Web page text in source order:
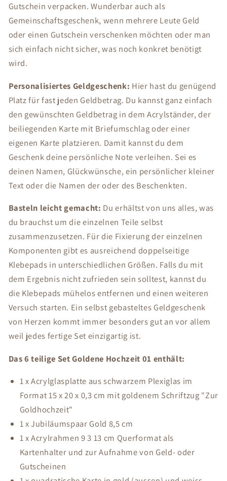
Gutschein verpacken. Wunderbar auch als
Gemeinschaftsgeschenk, wenn mehrere Leute Geld
oder einen Gutschein verschenken möchten oder man
sich einfach nicht sicher, was noch konkret benötigt
wird.
Personalisiertes Geldgeschenk: Hier hast du genügend
Platz für fast jeden Geldbetrag. Du kannst ganz einfach
den gewünschten Geldbetrag in dem Acrylständer, der
beiliegenden Karte mit Briefumschlag oder einer
eigenen Karte platzieren. Damit kannst du dem
Geschenk deine persönliche Note verleihen. Sei es
deinen Namen, Glückwünsche, ein persönlicher kleiner
Text oder die Namen der oder des Beschenkten.
Basteln leicht gemacht: Du erhältst von uns alles, was
du brauchst um die einzelnen Teile selbst
zusammenzusetzen. Für die Fixierung der einzelnen
Komponenten gibt es ausreichend doppelseitige
Klebepads in unterschiedlichen Größen. Falls du mit
dem Ergebnis nicht zufrieden sein solltest, kannst du
die Klebepads mühelos entfernen und einen weiteren
Versuch starten. Ein selbst gebasteltes Geldgeschenk
von Herzen kommt immer besonders gut an vor allem
weil jedes fertige Set einzigartig ist.
Das 6 teilige Set Goldene Hochzeit 01 enthält:
1 x Acrylglasplatte aus schwarzem Plexiglas im
Format 15 x 20 x 0,3 cm mit goldenem Schriftzug "Zur
Goldhochzeit"
1 x Jubiläumspaar Gold 8,5 cm
1 x Acrylrahmen 9 3 13 cm Querformat als
Kartenhalter und zur Aufnahme von Geld- oder
Gutscheinen